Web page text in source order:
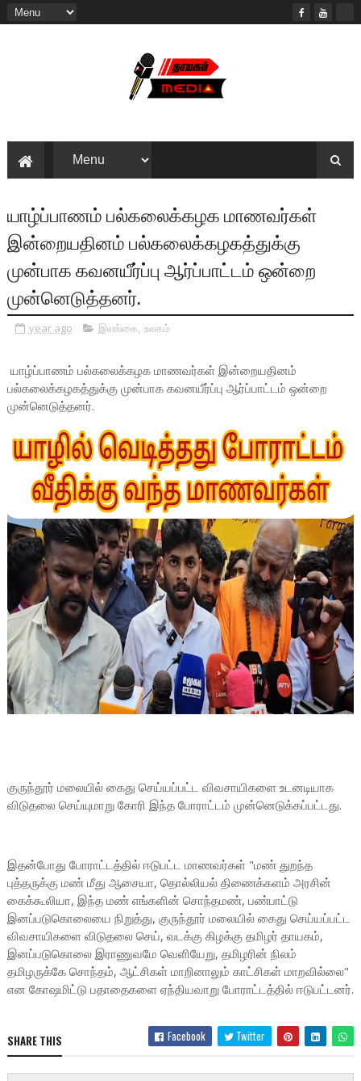
யாழ்ப்பாணம் பல்கலைக்கழக மாணவர்கள்
இன்றையதினம் பல்கலைக்கழகத்துக்கு
முன்பாக கவனயீர்ப்பு ஆர்ப்பாட்டம் ஒன்றை
முன்னெடுத்தனர்.
year ago இலங்கை, உலகம்
யாழ்ப்பாணம் பல்கலைக்கழக மாணவர்கள் இன்றையதினம்
பல்கலைக்கழகத்துக்கு முன்பாக கவனயீர்ப்பு ஆர்ப்பாட்டம் ஒன்றை
முன்னெடுத்தனர்.
குருந்தூர் மலையில் கைது செய்யப்பட்ட விவசாயிகளை உடனடியாக
விடுதலை செய்யுமாறு கோரி இந்த போராட்டம் முன்னெடுக்கப்பட்டது.
இதன்போது போராட்டத்தில் ஈடுபட்ட மாணவர்கள் "மண் துறந்த
புத்தருக்கு மண் மீது ஆசையா, தொல்லியல் திணைக்களம் அரசின்
கைக்கூலியா, இந்த மண் எங்களின் சொந்தமண், பண்பாட்டு
இனப்படுகொலையை நிறுத்து, குருந்தூர் மலையில் கைது செய்யப்பட்ட
விவசாயிகளை விடுதலை செய், வடக்கு கிழக்கு தமிழர் தாயகம்,
இனப்படுகொலை இராணுவமே வெளியேறு, தமிழரின் நிலம்
தமிழருக்கே சொந்தம், ஆட்சிகள் மாறினாலும் காட்சிகள் மாறவில்லை"
என கோஷமிட்டு பதாதைகளை ஏந்தியவாறு போராட்டத்தில் ஈடுபட்டனர்.
SHARE THIS Facebook Twitter